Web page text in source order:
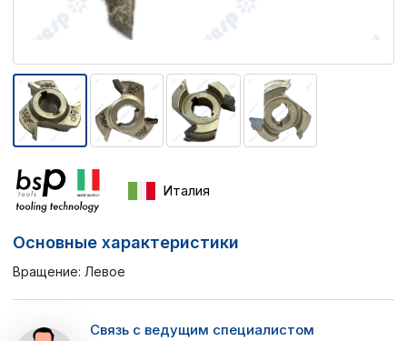
Италия
Основные характеристики
Вращение: Левое
Связь с ведущим специалистом